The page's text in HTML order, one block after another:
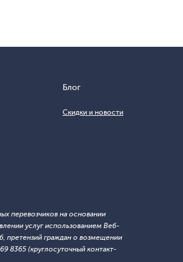
Блог
Скидки и новости
перевозчиков на основании
услуг использованием Веб-
граждан о возмещении
8365 (круглосуточный контакт-